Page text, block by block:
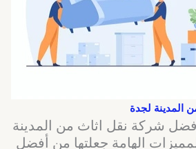
لجدة
شركة نقل اثاث من المدينة
الهامة جعلتها من أفضل